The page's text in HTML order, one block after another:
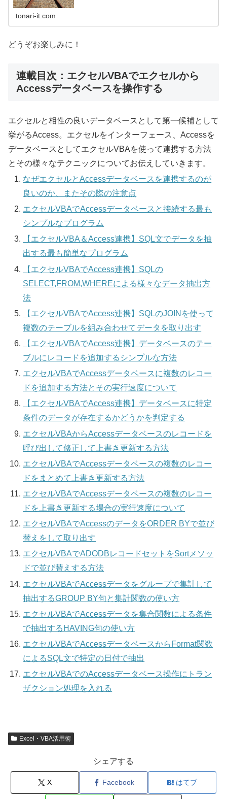
tonari-it.com
どうぞお楽しみに！
連載目次：エクセルVBAでエクセルから
Accessデータベースを操作する
エクセルと相性の良いデータベースとして第一候補として
挙がるAccess。エクセルをインターフェース、Accessを
データベースとしてエクセルVBAを使って連携する方法
とその様々なテクニックについてお伝えしていきます。
なぜエクセルとAccessデータベースを連携するのが
良いのか、またその際の注意点
エクセルVBAでAccessデータベースと接続する最も
シンプルなプログラム
【エクセルVBA＆Access連携】SQL文でデータを抽
出する最も簡単なプログラム
【エクセルVBAでAccess連携】SQLの
SELECT,FROM,WHEREによる様々なデータ抽出方
法
【エクセルVBAでAccess連携】SQLのJOINを使って
複数のテーブルを組み合わせてデータを取り出す
【エクセルVBAでAccess連携】データベースのテー
ブルにレコードを追加するシンプルな方法
エクセルVBAでAccessデータベースに複数のレコー
ドを追加する方法とその実行速度について
【エクセルVBAでAccess連携】データベースに特定
条件のデータが存在するかどうかを判定する
エクセルVBAからAccessデータベースのレコードを
呼び出して修正して上書き更新する方法
エクセルVBAでAccessデータベースの複数のレコー
ドをまとめて上書き更新する方法
エクセルVBAでAccessデータベースの複数のレコー
ドを上書き更新する場合の実行速度について
エクセルVBAでAccessのデータをORDER BYで並び
替えをして取り出す
エクセルVBAでADODBレコードセットをSortメソッ
ドで並び替えする方法
エクセルVBAでAccessデータをグループで集計して
抽出するGROUP BY句と集計関数の使い方
エクセルVBAでAccessデータを集合関数による条件
で抽出するHAVING句の使い方
エクセルVBAでAccessデータベースからFormat関数
によるSQL文で特定の日付で抽出
エクセルVBAでのAccessデータベース操作にトラン
ザクション処理を入れる
Excel・VBA活用術
シェアする
X Facebook はてブ